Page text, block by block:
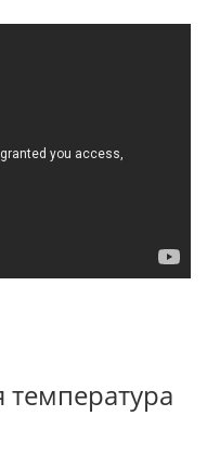
температура